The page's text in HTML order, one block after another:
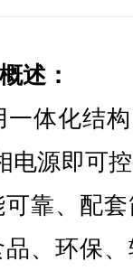
概述：
一体化结
电源即可
靠、配
、环保